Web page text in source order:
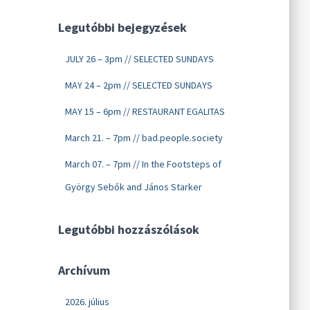
Legutóbbi bejegyzések
JULY 26 – 3pm // SELECTED SUNDAYS
MAY 24 – 2pm // SELECTED SUNDAYS
MAY 15 – 6pm // RESTAURANT EGALITAS
March 21. – 7pm // bad.people.society
March 07. – 7pm // In the Footsteps of
György Sebők and János Starker
Legutóbbi hozzászólások
Archívum
2026. július